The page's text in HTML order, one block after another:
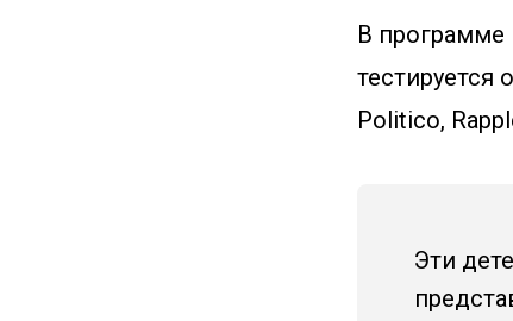
В программе
Politico,
Эти